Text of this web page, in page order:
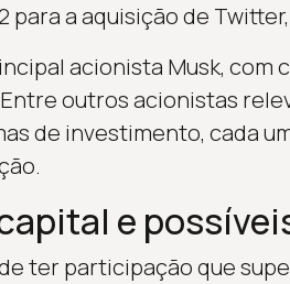
para a aquisição de
acionista Musk, com
outros acionistas
de investimento, cada
e
ter participação que